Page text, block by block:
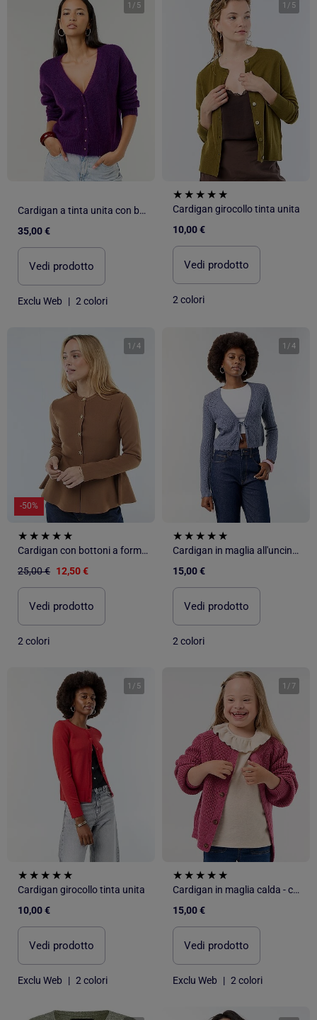
1 / 5
Cardigan a tinta unita con bottoni in maglia a trama grossa
35,00 €
Vedi prodotto
Exclu Web | 2 colori
1 / 5
Cardigan girocollo tinta unita
10,00 €
Vedi prodotto
2 colori
1 /4
-50%
Cardigan con bottoni a forma di stella
25,00 € 12,50 €
Vedi prodotto
2 colori
1 /4
Cardigan in maglia all'uncinetto traforata
15,00 €
Vedi prodotto
2 colori
1 / 5
Cardigan girocollo tinta unita
10,00 €
Vedi prodotto
Exclu Web | 2 colori
1 / 7
Cardigan in maglia calda - collezione facile da indossare
15,00 €
Vedi prodotto
Exclu Web | 2 colori